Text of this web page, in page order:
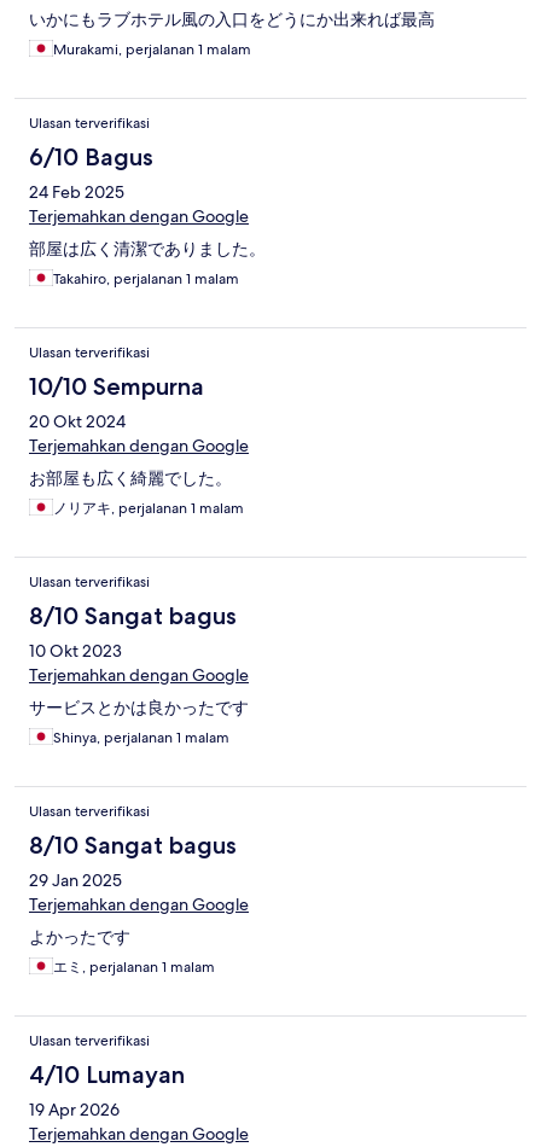
いかにもラブホテル風の入口をどうにか出来れば最高
Murakami, perjalanan 1 malam
Ulasan terverifikasi
6/10 Bagus
24 Feb 2025
Terjemahkan dengan Google
部屋は広く清潔でありました。
Takahiro, perjalanan 1 malam
Ulasan terverifikasi
10/10 Sempurna
20 Okt 2024
Terjemahkan dengan Google
お部屋も広く綺麗でした。
ノリアキ, perjalanan 1 malam
Ulasan terverifikasi
8/10 Sangat bagus
10 Okt 2023
Terjemahkan dengan Google
サービスとかは良かったです
Shinya, perjalanan 1 malam
Ulasan terverifikasi
8/10 Sangat bagus
29 Jan 2025
Terjemahkan dengan Google
よかったです
エミ, perjalanan 1 malam
Ulasan terverifikasi
4/10 Lumayan
19 Apr 2026
Terjemahkan dengan Google